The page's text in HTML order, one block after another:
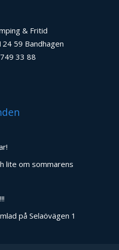
& Fritid
59 Bandhagen
33 88
lite om sommarens
på Selaövägen 1